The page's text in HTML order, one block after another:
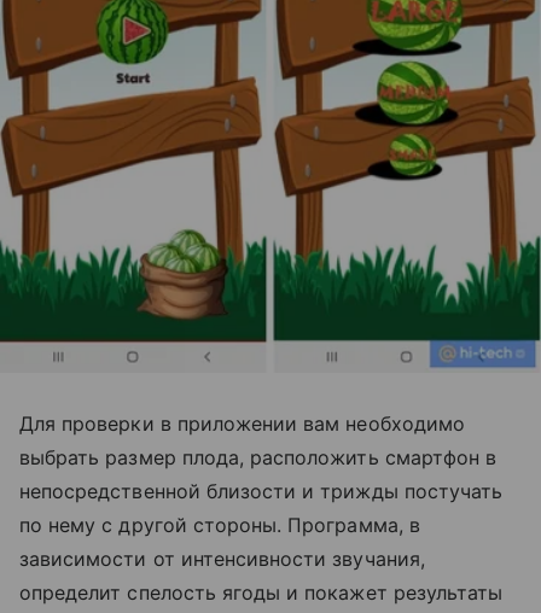
Для проверки в приложении вам необходимо
выбрать размер плода, расположить смартфон в
непосредственной близости и трижды постучать
по нему с другой стороны. Программа, в
зависимости от интенсивности звучания,
определит спелость ягоды и покажет результаты